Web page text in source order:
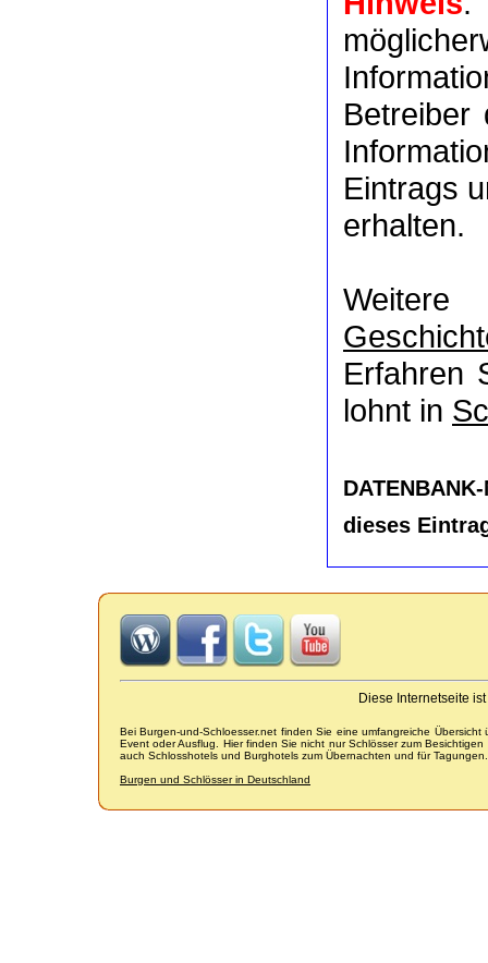
Eintrags
erhalten.
Weitere
Erfahren
lohnt in
dieses
Diese Internetseite
Bei Burgen-und-Schloesser.net finden Sie eine umfangreiche
Event oder Ausflug. Hier finden Sie nicht nur Schlösser zum
auch Schlosshotels und Burghotels zum Übernachten und für Tagungen.
Burgen und Schlösser in Deutschland